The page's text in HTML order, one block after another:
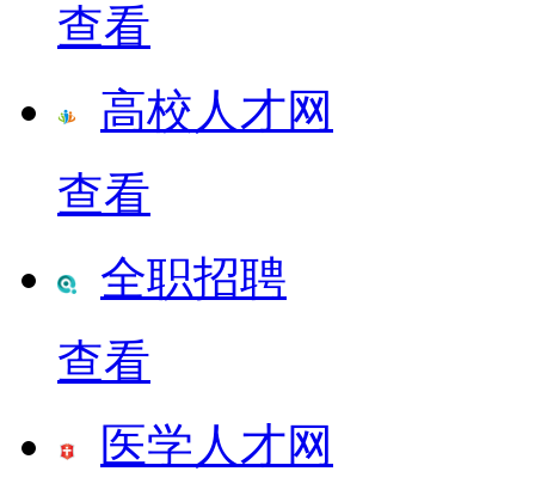
查看
高校人才网
查看
全职招聘
查看
医学人才网